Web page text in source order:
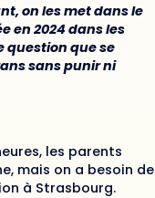
on les met dans le
en 2024 dans les
question que se
sans punir ni
les parents
mais on a besoin de
à Strasbourg.